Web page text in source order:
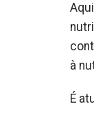
à
É